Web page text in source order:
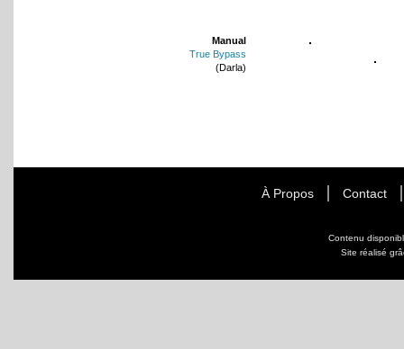
Manual
True Bypass
(Darla)
À Propos Contact
Contenu
Site réalisé